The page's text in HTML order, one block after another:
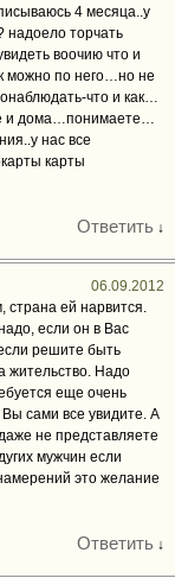
4 месяца..у
надоело торчать
воочию что и
можно по него…но не
что и как…
и дома…понимаете…
нас все
карты
Ответить ↓
06.09.2012
страна ей нарвится.
если он в Вас
решите быть
жительство. Надо
еще очень
сами все увидите. А
не представляете
мужчин если
это желание
Ответить ↓